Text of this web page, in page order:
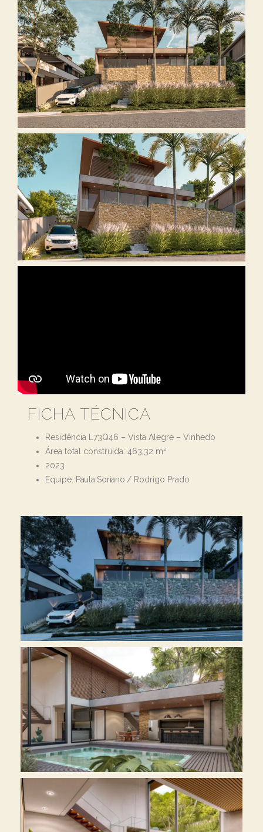
FICHA TÉCNICA
Residência L73Q46 – Vista Alegre – Vinhedo
Área total construída: 463,32 m²
2023
Equipe: Paula Soriano/ Rodrigo Prado